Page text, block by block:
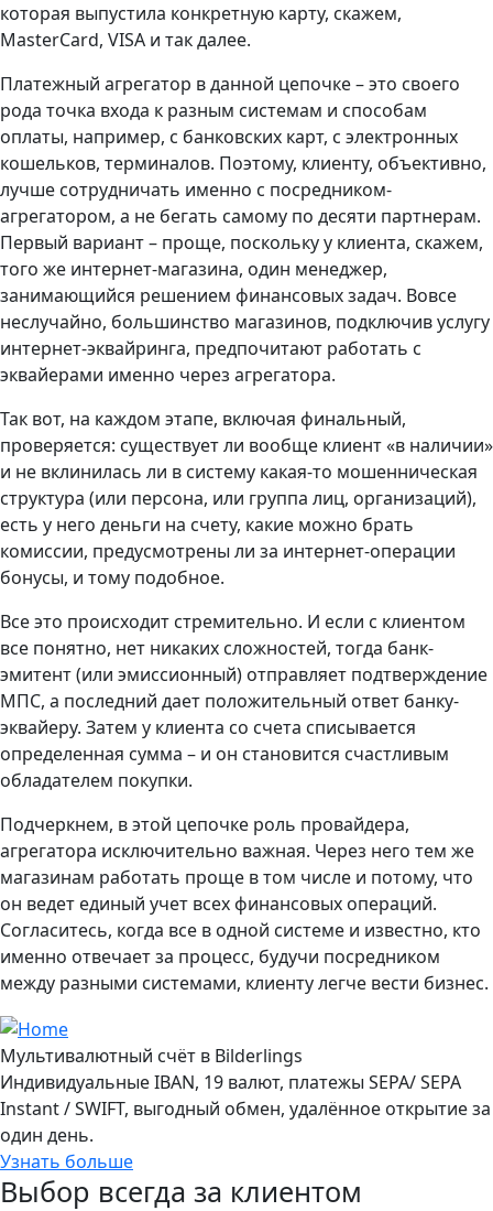
которая выпустила конкретную карту, скажем,
MasterCard, VISA и так далее.
Платежный агрегатор в данной цепочке – это своего
рода точка входа к разным системам и способам
оплаты, например, с банковских карт, с электронных
кошельков, терминалов. Поэтому, клиенту, объективно,
лучше сотрудничать именно с посредником-
агрегатором, а не бегать самому по десяти партнерам.
Первый вариант – проще, поскольку у клиента, скажем,
того же интернет-магазина, один менеджер,
занимающийся решением финансовых задач. Вовсе
неслучайно, большинство магазинов, подключив услугу
интернет-эквайринга, предпочитают работать с
эквайерами именно через агрегатора.
Так вот, на каждом этапе, включая финальный,
проверяется: существует ли вообще клиент «в наличии»
и не вклинилась ли в систему какая-то мошенническая
структура (или персона, или группа лиц, организаций),
есть у него деньги на счету, какие можно брать
комиссии, предусмотрены ли за интернет-операции
бонусы, и тому подобное.
Все это происходит стремительно. И если с клиентом
все понятно, нет никаких сложностей, тогда банк-
эмитент (или эмиссионный) отправляет подтверждение
МПС, а последний дает положительный ответ банку-
эквайеру. Затем у клиента со счета списывается
определенная сумма – и он становится счастливым
обладателем покупки.
Подчеркнем, в этой цепочке роль провайдера,
агрегатора исключительно важная. Через него тем же
магазинам работать проще в том числе и потому, что
он ведет единый учет всех финансовых операций.
Согласитесь, когда все в одной системе и известно, кто
именно отвечает за процесс, будучи посредником
между разными системами, клиенту легче вести бизнес.
Мультивалютный счёт в Bilderlings
Индивидуальные IBAN, 19 валют, платежы SEPA/ SEPA
Instant / SWIFT, выгодный обмен, удалённое открытие за
один день.
Узнать больше
Выбор всегда за клиентом